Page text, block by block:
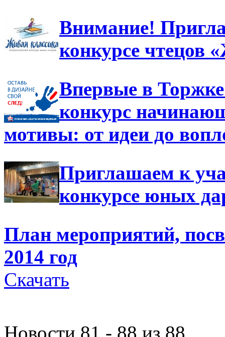
Внимание!
конкурсе чтецов
Впервые в
конкурс
мотивы: от идеи до
Приглашаем к
конкурсе юных
План мероприятий,
2014 год
Скачать
Новости 81 - 88 из 88